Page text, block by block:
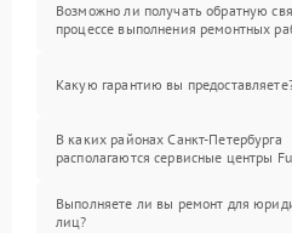
Возможно ли получать обратную
процессе выполнения ремонтных
Какую гарантию вы
В каких районах Санкт-Петербурга
располагаются сервисные центры
Выполняете ли вы ремонт для
лиц?